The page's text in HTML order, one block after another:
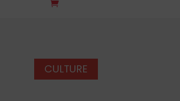
CULTURE